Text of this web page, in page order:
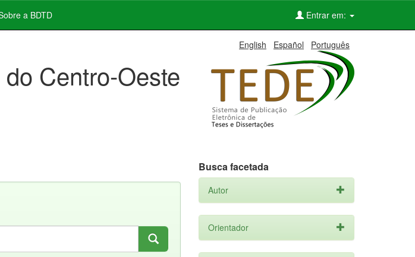
a BDTD Entrar em:
English Español Português
Centro-Oeste
Busca facetada
Autor
Orientador